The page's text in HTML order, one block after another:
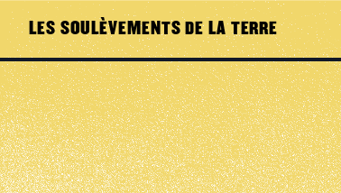
LES SOULÈVEMENTS DE LA TERRE